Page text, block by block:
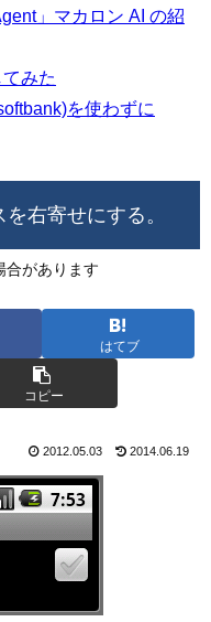
」マカロン AI の紹
みた
を使わずに
右寄せにする。
合があります
はてブ
コピー
2012.05.03 2014.06.19